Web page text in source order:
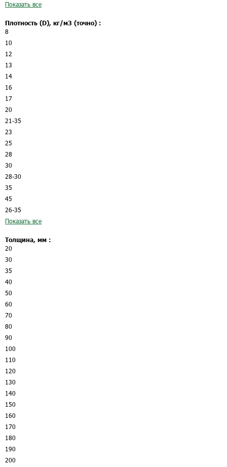
Показать все
Плотность (D), кг/м3 (точно) :
8
10
12
13
14
16
17
20
21-35
23
25
28
30
28-30
35
45
26-35
Показать все
Толщина, мм :
20
30
35
40
50
60
70
80
90
100
110
120
130
140
150
160
170
180
190
200